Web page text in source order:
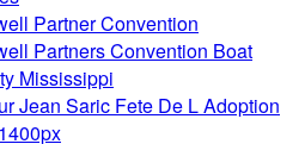
Partner Convention
Partners Convention Boat
Mississippi
Jean Saric Fete De L Adoption